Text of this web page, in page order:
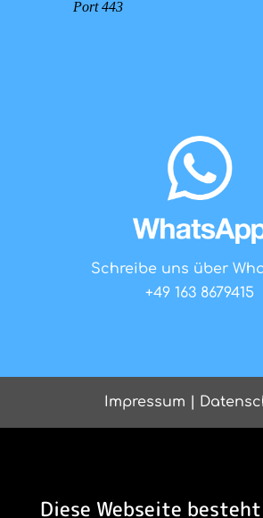
Schreibe uns über
+49 163 8679415
Impressum
Diese Webseite